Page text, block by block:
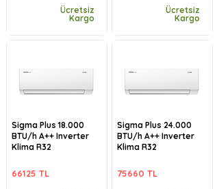
Ücretsiz
Kargo
Sigma Plus 18.000
BTU/h A++ Inverter
Klima R32
66125 TL
Ücretsiz
Kargo
Sigma Plus 24.000
BTU/h A++ Inverter
Klima R32
75660 TL